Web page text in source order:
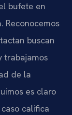
bufete en
Reconocemos
buscan
trabajamos
de la
es claro
califica